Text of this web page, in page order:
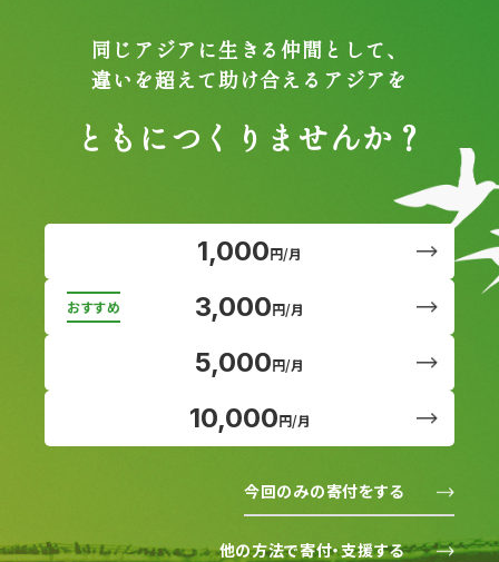
同じアジアに生きる仲間として、
違いを超えて助け合えるアジアを
ともにつくりませんか？
1,000円/月
3,000円/月
5,000円/月
10,000円/月
今回のみの寄付をする
他の方法で寄付・支援する